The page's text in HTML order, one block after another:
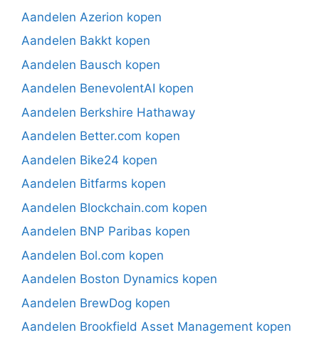
Aandelen Azerion kopen
Aandelen Bakkt kopen
Aandelen Bausch kopen
Aandelen BenevolentAI kopen
Aandelen Berkshire Hathaway
Aandelen Better.com kopen
Aandelen Bike24 kopen
Aandelen Bitfarms kopen
Aandelen Blockchain.com kopen
Aandelen BNP Paribas kopen
Aandelen Bol.com kopen
Aandelen Boston Dynamics kopen
Aandelen BrewDog kopen
Aandelen Brookfield Asset Management kopen